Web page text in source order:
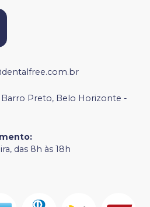
Barro Preto, Belo Horizonte -
:
das 8h às 18h